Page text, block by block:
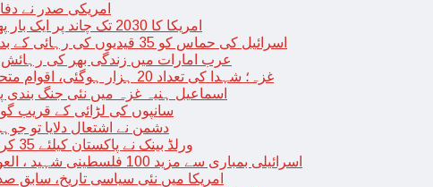
امریکی صدر نے
امریکا کا 2030 تک چاند پر ایک بار پھر انسانی مشن بھیجنے کا منصوبہ
اسرائیل کی حماس کو 35 قیدیوں کی رہائی کے بدلے 7 روزہ جنگ بندی کی پیشکش
عرب امارات میں زندگی بھر کی رہائش
غزہ؛ شہدا کی تعداد 20 ہزار ہوگئی، اقوام متحدہ کی قرارداد پر ووٹنگ پھرموخر
اسماعیل ہنیہ غزہ میں نئی جنگ بندی
سانپوں کی لڑائی کے قریب
دشمن نے اشتعال دلایا تو
ورلڈ بینک نے پاکستان کیلئے 35 کروڑ ڈالر قرض کی منظوری دے دی
اسرائیلی بمباری سے مزید 100 فلسطینی شہید ، العودہ اسپتال فوجی بیرک میں تبدیل
امریکا میں نئی سیاسی تاریخ، سابق